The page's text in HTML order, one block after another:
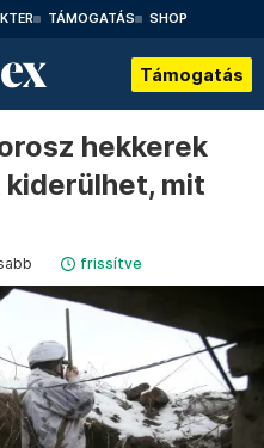
TÁMOGATÁS SHOP
Támogatás
hekkerek
mit
frissítve